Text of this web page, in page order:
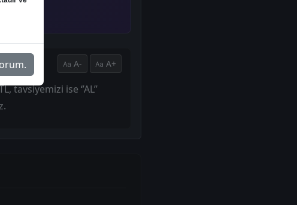
A- A+
ise ‘’AL’’
Anladım ve Kabul ediyorum.